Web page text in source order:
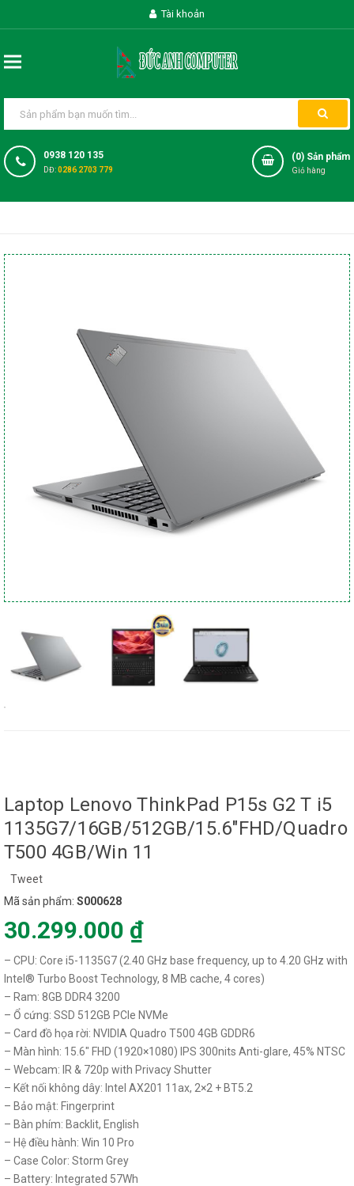
Tài khoản
0938 120 135
DĐ:0286 2703 779
(0) Sản phẩm
Giỏ hàng
Laptop Lenovo ThinkPad P15s G2 T i5
1135G7/16GB/512GB/15.6"FHD/Quadro
T500 4GB/Win 11
Tweet
Mã sản phẩm: S000628
30.299.000 ₫
– CPU: Core i5-1135G7 (2.40 GHz base frequency, up to 4.20 GHz with
Intel® Turbo Boost Technology, 8 MB cache, 4 cores)
– Ram: 8GB DDR4 3200
– Ổ cứng: SSD 512GB PCIe NVMe
– Card đồ họa rời: NVIDIA Quadro T500 4GB GDDR6
– Màn hình: 15.6″ FHD (1920×1080) IPS 300nits Anti-glare, 45% NTSC
– Webcam: IR & 720p with Privacy Shutter
– Kết nối không dây: Intel AX201 11ax, 2×2 + BT5.2
– Bảo mật: Fingerprint
– Bàn phím: Backlit, English
– Hệ điều hành: Win 10 Pro
– Case Color: Storm Grey
– Battery: Integrated 57Wh